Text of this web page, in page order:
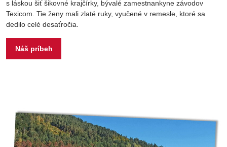
s láskou šiť šikovné krajčírky, bývalé zamestnankyne závodov
Texicom. Tie ženy mali zlaté ruky, vyučené v remesle, ktoré sa
dedilo celé desaťročia.
Náš príbeh